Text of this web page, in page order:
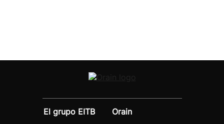
El grupo EITB
Orain